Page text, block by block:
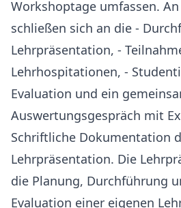
Workshoptage umfassen.
schließen sich an die -
Lehrpräsentation, -
Lehrhospitationen, -
Evaluation und ein
Auswertungsgespräch mit
Schriftliche Dokumentation
Lehrpräsentation. Die
die Planung, Durchführung
Evaluation einer eigenen